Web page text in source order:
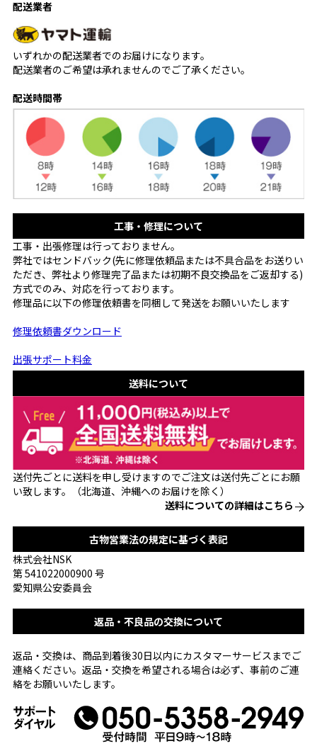
配送業者
いずれかの配送業者でのお届けになります。
配送業者のご希望は承れませんのでご了承ください。
配送時間帯
工事・修理について
工事・出張修理は行っておりません。
弊社ではセンドバック(先に修理依頼品または不具合品をお送りい
ただき、弊社より修理完了品または初期不良交換品をご返却する)
方式でのみ、対応を行っております。
修理品に以下の修理依頼書を同梱して発送をお願いいたします
修理依頼書ダウンロード
出張サポート料金
送料について
送付先ごとに送料を申し受けますのでご注文は送付先ごとにお願
い致します。（北海道、沖縄へのお届けを除く）
送料についての詳細はこちら
古物営業法の規定に基づく表記
株式会社NSK
第 541022000900 号
愛知県公安委員会
返品・不良品の交換について
返品・交換は、商品到着後30日以内にカスタマーサービスまでご
連絡ください。返品・交換を希望される場合は必ず、事前のご連
絡をお願いいたします。